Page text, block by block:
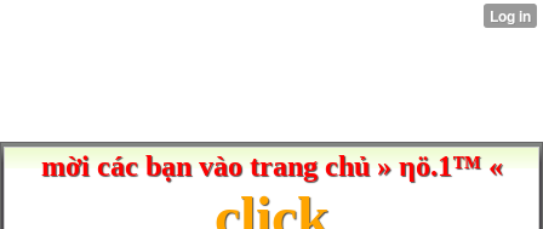
mời các bạn vào trang chủ » ηö.1™ «